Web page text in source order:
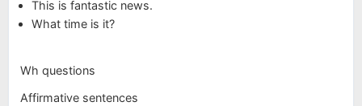
This is fantastic news.
What time is it?
Wh questions
Affirmative sentences